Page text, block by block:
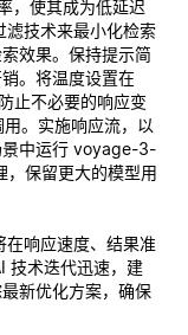
，使其成为低延迟
滤技术来最小化检索
效果。保持提示简
。将温度设置在
止不必要的响应变
。实施响应流，以
景中运行 voyage-3-
，保留更大的模型用
在响应速度、结果准
技术迭代迅速，建
新优化方案，确保